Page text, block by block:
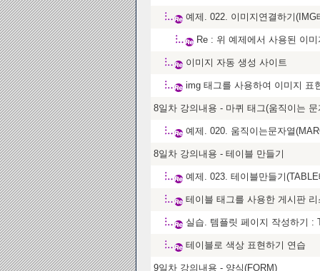
예제. 022. 이미지연결하기(IMG
Re : 위 예제에서 사용된 이미
이미지 자동 생성 사이트
img 태그를 사용하여 이미지 표
8일차 강의내용 - 마퀴 태그(움직이는 문
예제. 020. 움직이는문자열
8일차 강의내용 - 테이블 만들기
예제. 023. 테이블만들기
테이블 태그를 사용한 게시판
실습. 템플릿 페이지 작성하기 :
테이블로 색상 표현하기 연습
9일차 강의내용 - 양식(FORM)